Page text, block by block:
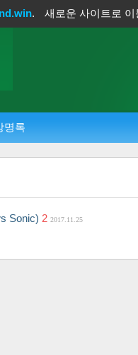
. 새로운 사이트로 이
명록
Sonic) 2 2017.11.25